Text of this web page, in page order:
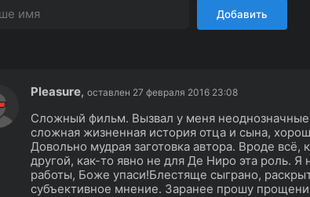
Добавить
Pleasure, оставлен 27 февраля 2016 23:08
Сложный фильм. Вызвал у меня
сложная жизненная история отца и сына,
Довольно мудрая заготовка автора. Вроде
другой, как-то явно не для Де Ниро эта роль. Я
работы, Боже упаси!Блестяще сыграно,
субъективное мнение. Заранее прошу